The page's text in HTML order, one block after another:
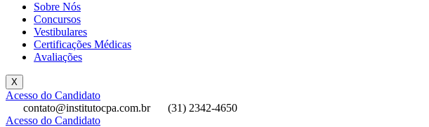
Sobre Nós
Concursos
Vestibulares
Certificações Médicas
Avaliações
X
Acesso do Candidato
contato@institutocpa.com.br
(31) 2342-4650
Acesso do Candidato